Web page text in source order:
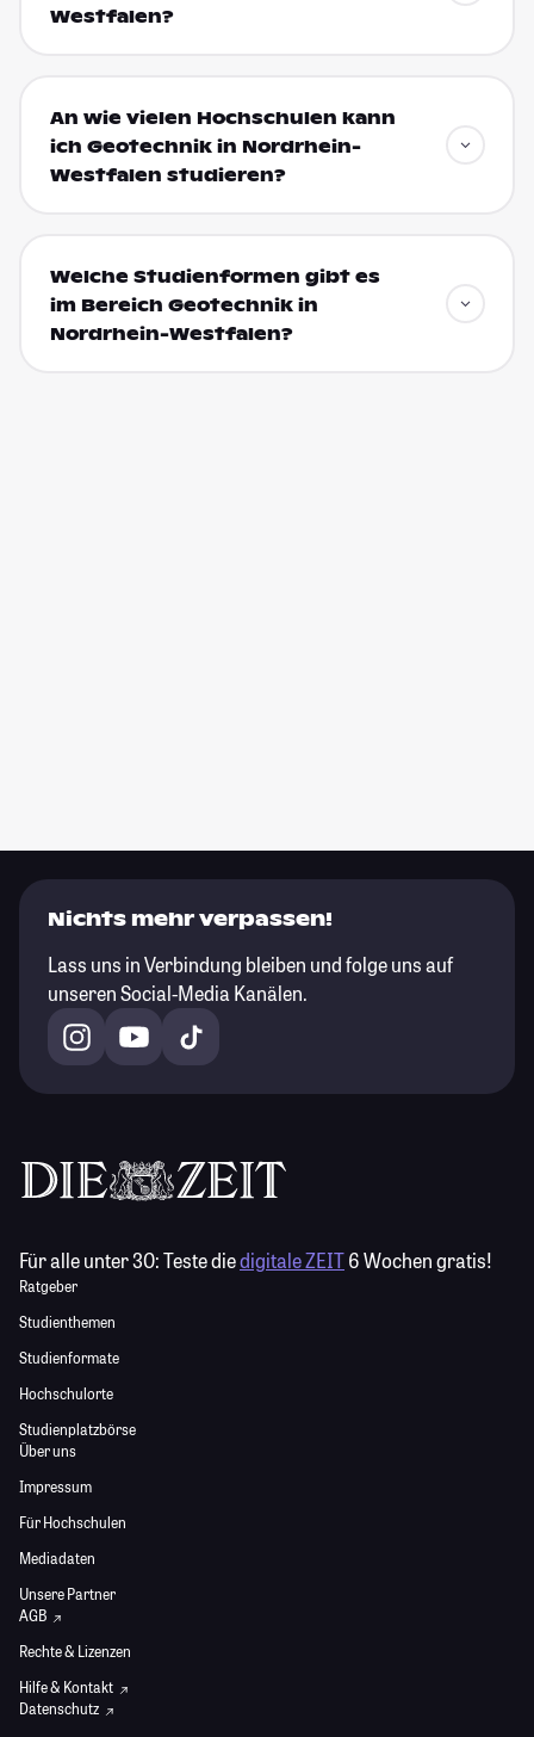
Westfalen?
An wie vielen Hochschulen kann
ich Geotechnik in Nordrhein-
Westfalen studieren?
Welche Studienformen gibt es
im Bereich Geotechnik in
Nordrhein-Westfalen?
Nichts mehr verpassen!
Lass uns in Verbindung bleiben und folge uns auf
unseren Social-Media Kanälen.
Für alle unter 30:Teste diedigitale ZEIT6 Wochen gratis!
Ratgeber
Studienthemen
Studienformate
Hochschulorte
Studienplatzbörse
Über uns
Impressum
Für Hochschulen
Mediadaten
Unsere Partner
AGB
Rechte & Lizenzen
Hilfe & Kontakt
Datenschutz